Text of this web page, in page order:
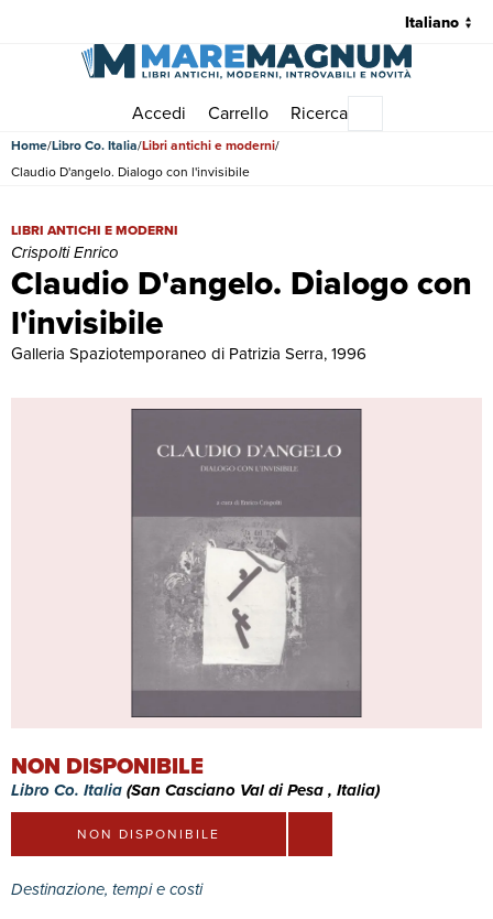
Accedi Carrello Ricerca
Home Libro Co. Italia Libri antichi e moderni
Claudio D'angelo. Dialogo con l'invisibile
Claudio D'angelo. Dialogo con
l'invisibile
Claudio D'angelo. Dialogo con l'invisibile | Libri antichi e moderni |
LIBRI ANTICHI E MODERNI
Crispolti Enrico
Galleria Spaziotemporaneo di Patrizia Serra, 1996
NON DISPONIBILE
Libro Co. Italia(San Casciano Val di Pesa , Italia)
NON DISPONIBILE
Destinazione, tempi e costi